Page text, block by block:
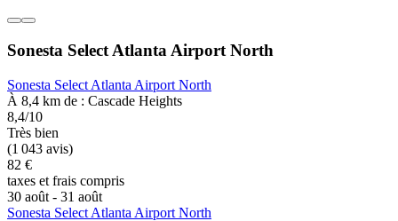
Sonesta Select Atlanta Airport North
Sonesta Select Atlanta Airport North
À 8,4 km de : Cascade Heights
8,4/10
Très bien
(1 043 avis)
82 €
taxes et frais compris
30 août - 31 août
Sonesta Select Atlanta Airport North